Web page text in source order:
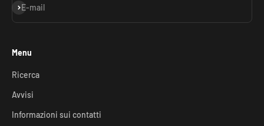
E-mail
Iscriviti alla newsletter
Menu
Ricerca
Avvisi
Informazioni sui contatti